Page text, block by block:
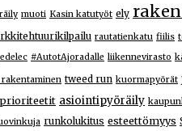
muoti Kasin katutyöt ely
rautatienkatu fiilis
#AutotAjoradalle liikennevirasto
tweed run kuormapyörät
prioriteetit asiointipyöräily
runkolukitus esteettömyys